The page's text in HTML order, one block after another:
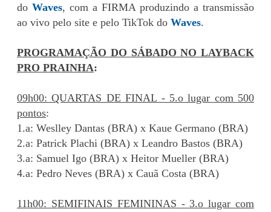
do Waves, com a FIRMA produzindo a transmissão
ao vivo pelo site e pelo TikTok do Waves.
PROGRAMAÇÃO DO SÁBADO NO LAYBACK
PRO PRAINHA:
09h00: QUARTAS DE FINAL - 5.o lugar com 500
pontos:
1.a: Weslley Dantas (BRA) x Kaue Germano (BRA)
2.a: Patrick Plachi (BRA) x Leandro Bastos (BRA)
3.a: Samuel Igo (BRA) x Heitor Mueller (BRA)
4.a: Pedro Neves (BRA) x Cauã Costa (BRA)
11h00: SEMIFINAIS FEMININAS - 3.o lugar com